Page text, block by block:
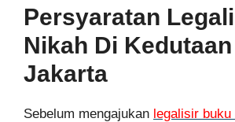
Persyaratan
Nikah Di
Jakarta
Sebelum mengajukan legalisir buku